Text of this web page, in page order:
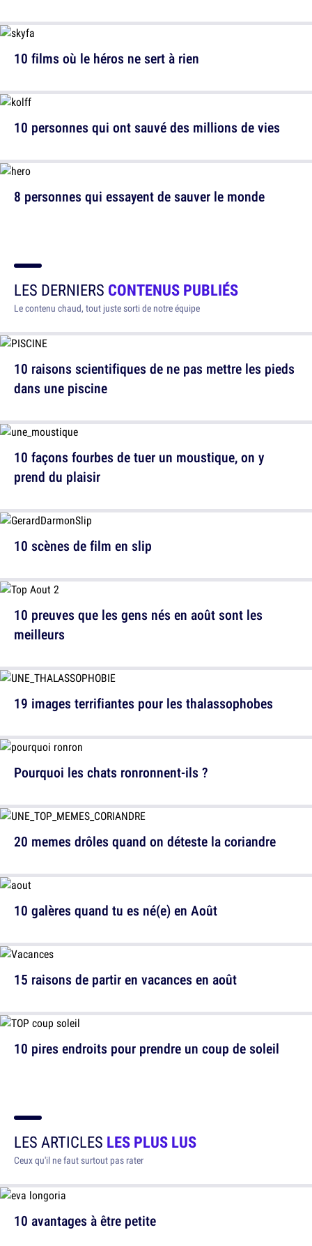
10 films où le héros ne sert à rien
8 personnes qui essayent de sauver le monde
10 personnes qui ont sauvé des millions de vies
LES DERNIERS CONTENUS PUBLIÉS
Le contenu chaud, tout juste sorti de notre équipe
10 raisons scientifiques de ne pas mettre les pieds
dans une piscine
10 scènes de film en slip
19 images terrifiantes pour les thalassophobes
20 memes drôles quand on déteste la coriandre
15 raisons de partir en vacances en août
10 façons fourbes de tuer un moustique, on y
prend du plaisir
10 preuves que les gens nés en août sont les
meilleurs
Pourquoi les chats ronronnent-ils ?
10 galères quand tu es né(e) en Août
10 pires endroits pour prendre un coup de soleil
LES ARTICLES LES PLUS LUS
Ceux qu'il ne faut surtout pas rater
10 avantages à être petite